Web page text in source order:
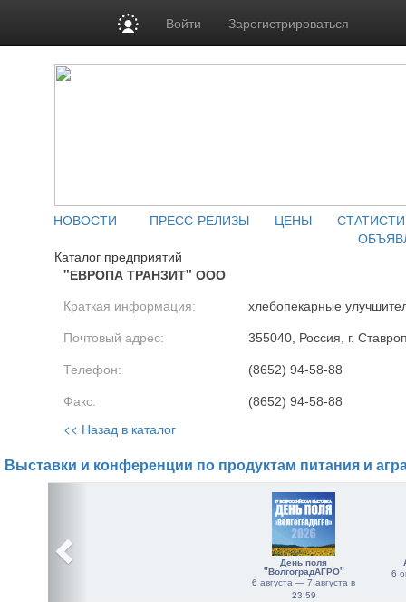
Войти Зарегистрироваться
НОВОСТИ ПРЕСС-РЕЛИЗЫ ЦЕНЫ
Каталог предприятий
"ЕВРОПА ТРАНЗИТ" ООО
Краткая информация: хлебопекарные
Почтовый адрес: 355040, Россия, г.
Телефон: (8652) 94-58-88
Факс: (8652) 94-58-88
<< Назад в каталог
Выставки и конференции по продуктам питания и
День поля
"ВолгоградАГРО"
6 августа — 7 августа в
23:59
6